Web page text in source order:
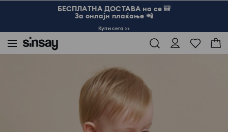
БЕСПЛАТНА ДОСТАВА на се 🎒
За онлајн плаќање 📲
Купи сега >>